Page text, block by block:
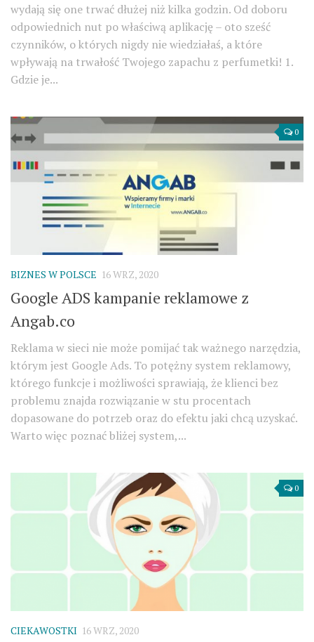
wydają się one trwać dłużej niż kilka godzin. Od doboru
odpowiednich nut po właściwą aplikację – oto sześć
czynników, o których nigdy nie wiedziałaś, a które
wpływają na trwałość Twojego zapachu z perfumetki! 1.
Gdzie je...
0
BIZNES W POLSCE 16 WRZ, 2020
Google ADS kampanie reklamowe z
Angab.co
Reklama w sieci nie może pomijać tak ważnego narzędzia,
którym jest Google Ads. To potężny system reklamowy,
którego funkcje i możliwości sprawiają, że klienci bez
problemu znajda rozwiązanie w stu procentach
dopasowane do potrzeb oraz do efektu jaki chcą uzyskać.
Warto więc poznać bliżej system,...
0
CIEKAWOSTKI 16 WRZ, 2020